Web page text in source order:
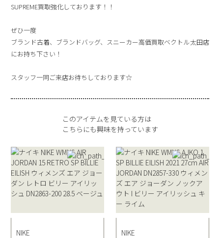
SUPREME買取強化しております！！
ぜひ一度
ブランド古着、ブランドバッグ、スニーカー高価買取ベクトル太田店
にお持ち下さい！
スタッフ一同ご来店お待ちしております☆
このアイテムを見ている方は
こちらにも興味を持っています
NIKE NIKE